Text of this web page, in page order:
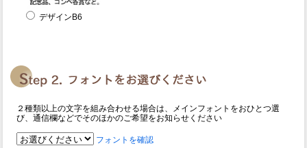
デザインB6
２種類以上の文字を組み合わせる場合は、メインフォントをおひとつ選
び、通信欄などでそのほかのご希望をお知らせください
フォントを確認